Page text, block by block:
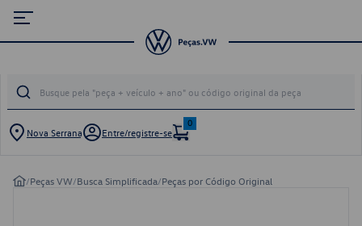
Nova Serrana Entre/registre-se
0
/Peças VW/Busca Simplificada/Peças por Código Original